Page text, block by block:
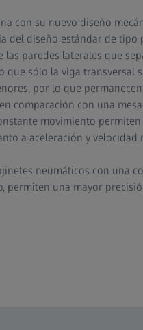
con su nuevo diseño
del diseño estándar de tipo
las paredes laterales que
que sólo la viga transversal
por lo que
comparación con una
movimiento
a aceleración y velocidad
neumáticos con una
permiten una mayor